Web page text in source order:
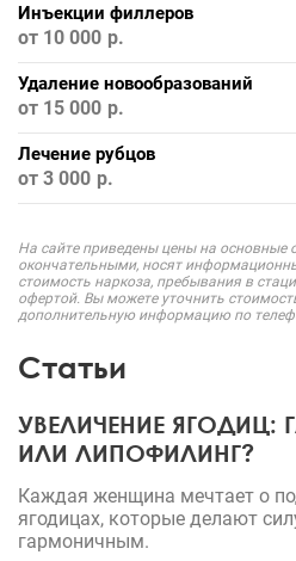
Инъекции филлеров
от 10 000
Удаление новообразований
от 15 000
Лечение рубцов
от 3 000
На сайте приведены цены на основные
окончательными, носят
стоимость наркоза, пребывания в
офертой. Вы можете уточнить
дополнительную информацию по
Статьи
УВЕЛИЧЕНИЕ ЯГОДИЦ:
ИЛИ ЛИПОФИЛИНГ?
Каждая женщина мечтает о
ягодицах, которые делают
гармоничным.